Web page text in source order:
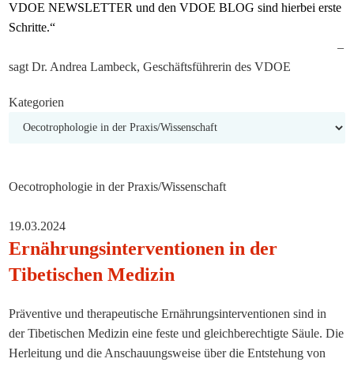
VDOE NEWSLETTER und den VDOE BLOG sind hierbei erste
Schritte.“
–
sagt Dr. Andrea Lambeck, Geschäftsführerin des VDOE
Kategorien
Oecotrophologie in der Praxis/Wissenschaft
19.03.2024
Ernährungsinterventionen in der
Tibetischen Medizin
Präventive und therapeutische Ernährungsinterventionen sind in
der Tibetischen Medizin eine feste und gleichberechtigte Säule. Die
Herleitung und die Anschauungsweise über die Entstehung von